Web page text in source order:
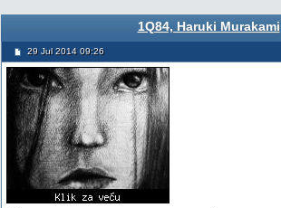
1Q84, Haruki Murakami
29 Jul 2014 09:26